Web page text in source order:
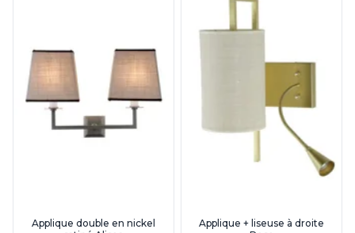
Applique double en nickel
Applique + liseuse à droite